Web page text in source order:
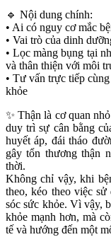
🔹 Nội dung chính:
• Ai có nguy cơ mắc
• Vai trò của dinh
• Lọc màng bụng tại
và thân thiện với môi
• Tư vấn trực tiếp
khỏe
✨ Thận là cơ quan
duy trì sự cân bằng
huyết áp, đái tháo
gây tổn thương thận
thời.
Không chỉ vậy, khi
theo, kéo theo việc
sóc sức khỏe. Vì vậy,
khỏe mạnh hơn, mà
tế và hướng đến một